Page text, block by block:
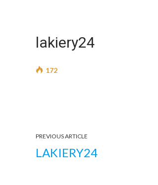
lakiery24
172
PREVIOUS ARTICLE
LAKIERY24